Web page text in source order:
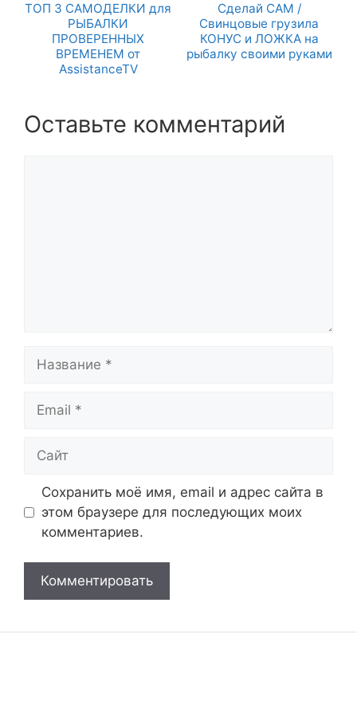
ТОП 3 САМОДЕЛКИ для
РЫБАЛКИ
ПРОВЕРЕННЫХ
ВРЕМЕНЕМ от
AssistanceTV
Сделай САМ /
Свинцовые грузила
КОНУС и ЛОЖКА на
рыбалку своими руками
Оставьте комментарий
Сохранить моё имя, email и адрес сайта в
этом браузере для последующих моих
комментариев.